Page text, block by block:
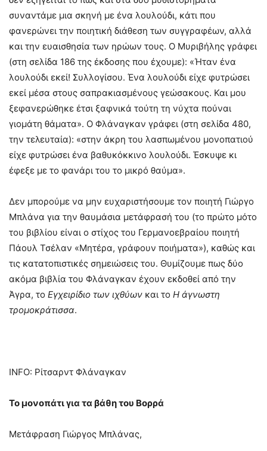
συναντάμε μια σκηνή με ένα λουλούδι, κάτι που
φανερώνει την ποιητική διάθεση των συγγραφέων, αλλά
και την ευαισθησία των ηρώων τους. Ο Μυριβήλης γράφει
(στη σελίδα 186 της έκδοσης που έχουμε): «Ήταν ένα
λουλούδι εκεί! Συλλογίσου. Ένα λουλούδι είχε φυτρώσει
εκεί μέσα στους σαπρακιασμένους γεώσακους. Και μου
ξεφανερώθηκε έτσι ξαφνικά τούτη τη νύχτα πούναι
γιομάτη θάματα». Ο Φλάναγκαν γράφει (στη σελίδα 480,
την τελευταία): «στην άκρη του λασπωμένου μονοπατιού
είχε φυτρώσει ένα βαθυκόκκινο λουλούδι. Έσκυψε κι
έφεξε με το φανάρι του το μικρό θαύμα».
Δεν μπορούμε να μην ευχαριστήσουμε τον ποιητή Γιώργο
Μπλάνα για την θαυμάσια μετάφρασή του (το πρώτο μότο
του βιβλίου είναι ο στίχος του Γερμανοεβραίου ποιητή
Πάουλ Τσέλαν «Μητέρα, γράφουν ποιήματα»), καθώς και
τις κατατοπιστικές σημειώσεις του. Θυμίζουμε πως δύο
ακόμα βιβλία του Φλάναγκαν έχουν εκδοθεί από την
Άγρα, το Εγχειρίδιο των ιχθύων και το Η άγνωστη
τρομοκράτισσα.
INFO: Ρίτσαρντ Φλάναγκαν
Το μονοπάτι για τα βάθη του Βορρά
Μετάφραση Γιώργος Μπλάνας,